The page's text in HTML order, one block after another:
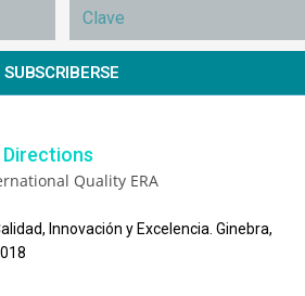
SUBSCRIBERSE
Innovación y Excelencia. Ginebra,